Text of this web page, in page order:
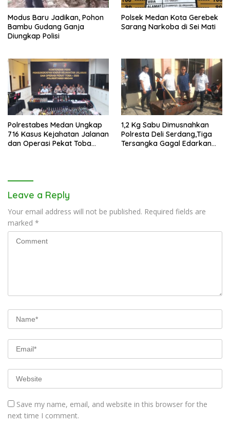
Modus Baru Jadikan, Pohon
Bambu Gudang Ganja
Diungkap Polisi
Polsek Medan Kota Gerebek
Sarang Narkoba di Sei Mati
Polrestabes Medan Ungkap
716 Kasus Kejahatan Jalanan
dan Operasi Pekat Toba
1,2 Kg Sabu Dimusnahkan
Polresta Deli Serdang,Tiga
Tersangka Gagal Edarkan
Leave a Reply
Your email address will not be published. Required fields are
marked *
Save my name, email, and website in this browser for the
next time I comment.